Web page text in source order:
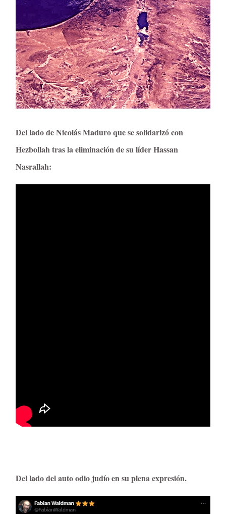
Del lado de Nicolás Maduro que se solidarizó con
Hezbollah tras la eliminación de su líder Hassan
Nasrallah:
Del lado del auto odio judío en su plena expresión.